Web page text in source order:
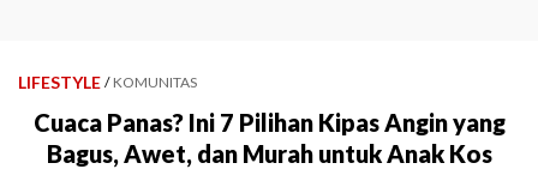
LIFESTYLE / KOMUNITAS
Cuaca Panas? Ini 7 Pilihan Kipas Angin yang
Bagus, Awet, dan Murah untuk Anak Kos